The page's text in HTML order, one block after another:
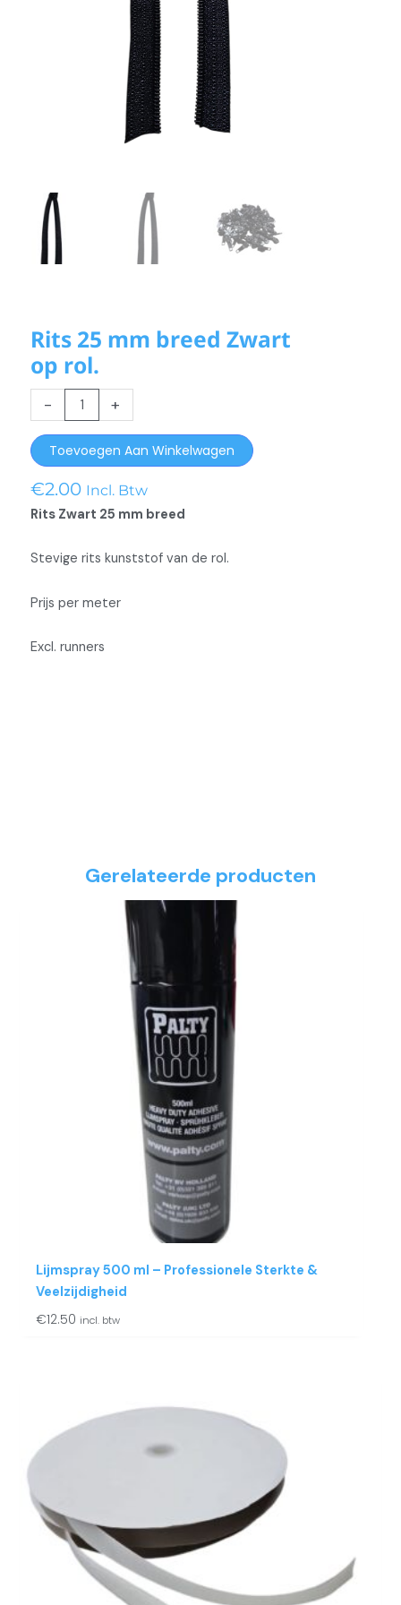
Rits 25 mm breed Zwart
op rol.
€2.00 Incl. Btw
-
25
mm
breed
Zwart
op
aantal
+
Toevoegen Aan Winkelwagen
Rits Zwart 25 mm breed
Stevige rits kunststof van de rol.
Prijs per meter
Excl. runners
Gerelateerde producten
Lijmspray 500 ml – Professionele Sterkte &
Veelzijdigheid
€12.50 incl. btw